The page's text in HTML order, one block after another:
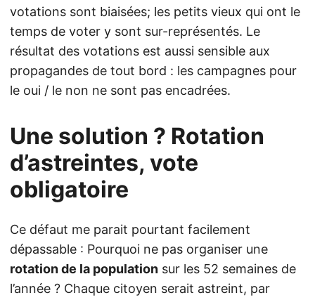
votations sont biaisées; les petits vieux qui ont le
temps de voter y sont sur-représentés. Le
résultat des votations est aussi sensible aux
propagandes de tout bord : les campagnes pour
le oui / le non ne sont pas encadrées.
Une solution ? Rotation
d’astreintes, vote
obligatoire
Ce défaut me parait pourtant facilement
dépassable : Pourquoi ne pas organiser une
rotation de la population sur les 52 semaines de
l’année ? Chaque citoyen serait astreint, par